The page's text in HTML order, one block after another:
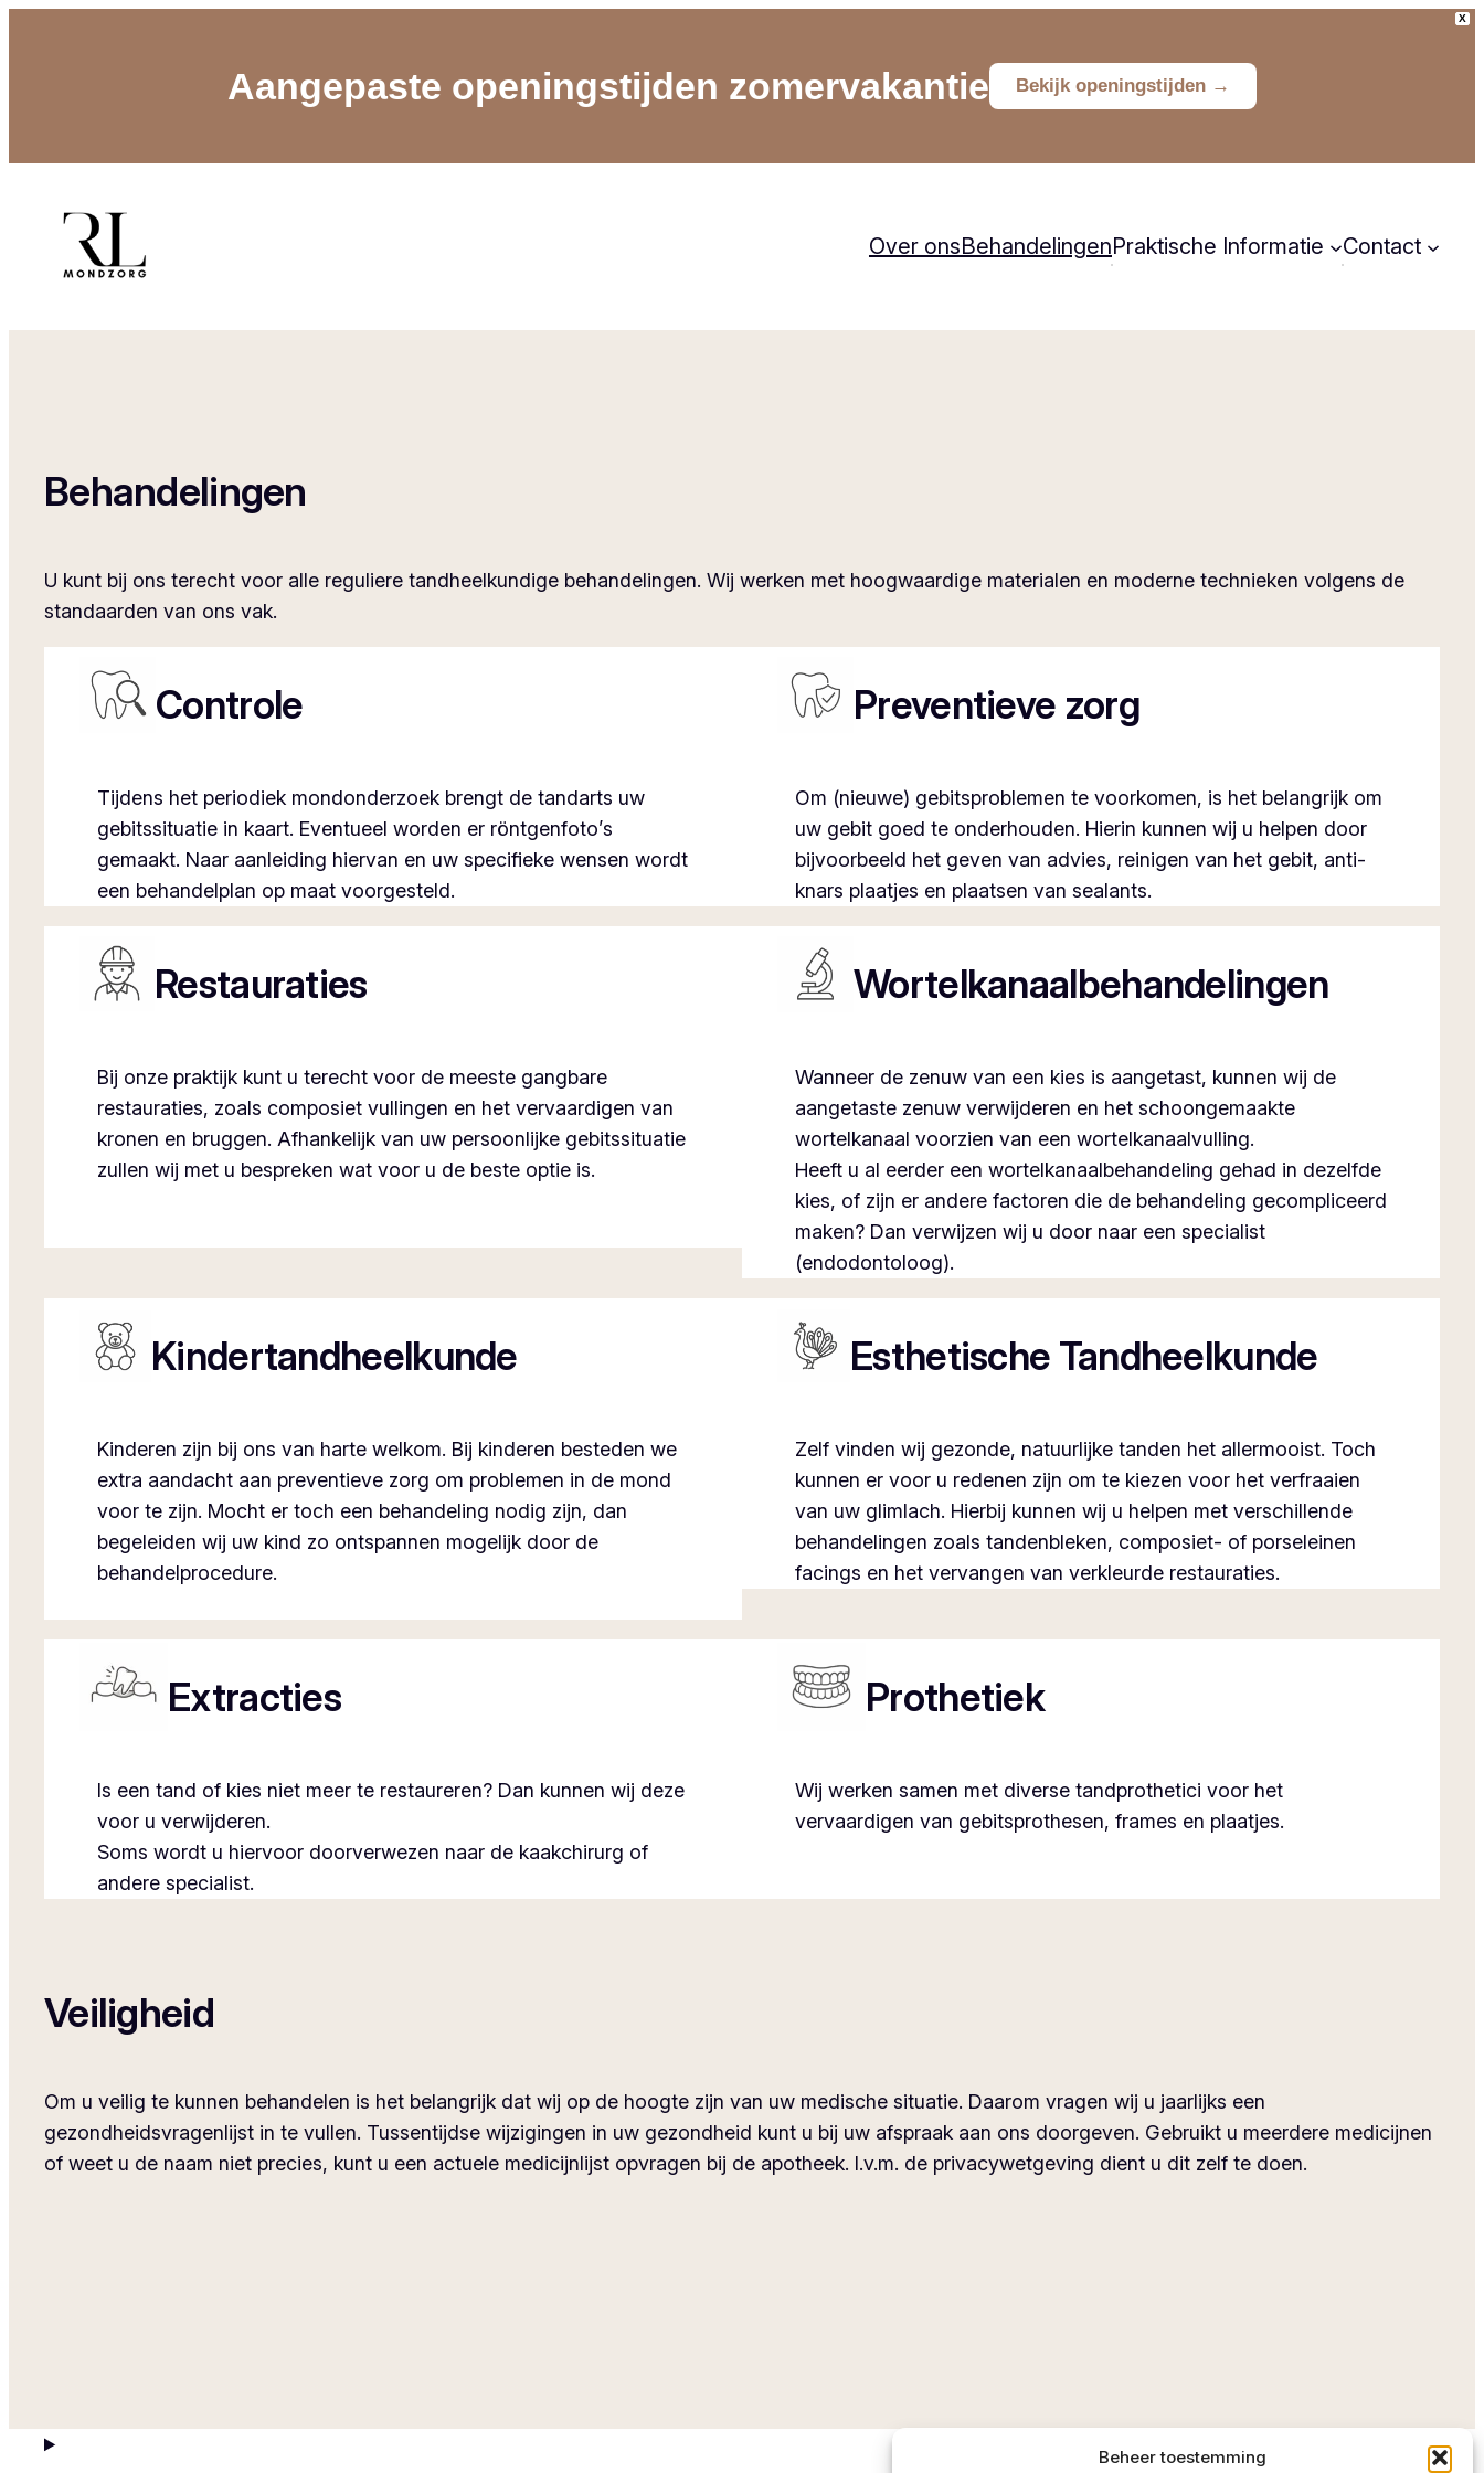
Beheer toestemming
X
Aangepaste openingstijden zomervakantie Bekijk openingstijden →
Over onsBehandelingenPraktische Informatie
Contact
Behandelingen
U kunt bij ons terecht voor alle reguliere tandheelkundige behandelingen. Wij werken met hoogwaardige materialen en moderne technieken volgens de
standaarden van ons vak.
Controle
Tijdens het periodiek mondonderzoek brengt de tandarts uw
gebitssituatie in kaart. Eventueel worden er röntgenfoto’s
gemaakt. Naar aanleiding hiervan en uw specifieke wensen wordt
een behandelplan op maat voorgesteld.
Preventieve zorg
Om (nieuwe) gebitsproblemen te voorkomen, is het belangrijk om
uw gebit goed te onderhouden. Hierin kunnen wij u helpen door
bijvoorbeeld het geven van advies, reinigen van het gebit, anti-
knars plaatjes en plaatsen van sealants.
Restauraties
Bij onze praktijk kunt u terecht voor de meeste gangbare
restauraties, zoals composiet vullingen en het vervaardigen van
kronen en bruggen. Afhankelijk van uw persoonlijke gebitssituatie
zullen wij met u bespreken wat voor u de beste optie is.
Wortelkanaalbehandelingen
Wanneer de zenuw van een kies is aangetast, kunnen wij de
aangetaste zenuw verwijderen en het schoongemaakte
wortelkanaal voorzien van een wortelkanaalvulling.
Heeft u al eerder een wortelkanaalbehandeling gehad in dezelfde
kies, of zijn er andere factoren die de behandeling gecompliceerd
maken? Dan verwijzen wij u door naar een specialist
(endodontoloog).
Kindertandheelkunde
Kinderen zijn bij ons van harte welkom. Bij kinderen besteden we
extra aandacht aan preventieve zorg om problemen in de mond
voor te zijn. Mocht er toch een behandeling nodig zijn, dan
begeleiden wij uw kind zo ontspannen mogelijk door de
behandelprocedure.
Esthetische Tandheelkunde
Zelf vinden wij gezonde, natuurlijke tanden het allermooist. Toch
kunnen er voor u redenen zijn om te kiezen voor het verfraaien
van uw glimlach. Hierbij kunnen wij u helpen met verschillende
behandelingen zoals tandenbleken, composiet- of porseleinen
facings en het vervangen van verkleurde restauraties.
Extracties
Is een tand of kies niet meer te restaureren? Dan kunnen wij deze
voor u verwijderen.
Soms wordt u hiervoor doorverwezen naar de kaakchirurg of
andere specialist.
Prothetiek
Wij werken samen met diverse tandprothetici voor het
vervaardigen van gebitsprothesen, frames en plaatjes.
Veiligheid
Om u veilig te kunnen behandelen is het belangrijk dat wij op de hoogte zijn van uw medische situatie. Daarom vragen wij u jaarlijks een
gezondheidsvragenlijst in te vullen. Tussentijdse wijzigingen in uw gezondheid kunt u bij uw afspraak aan ons doorgeven. Gebruikt u meerdere medicijnen
of weet u de naam niet precies, kunt u een actuele medicijnlijst opvragen bij de apotheek. I.v.m. de privacywetgeving dient u dit zelf te doen.